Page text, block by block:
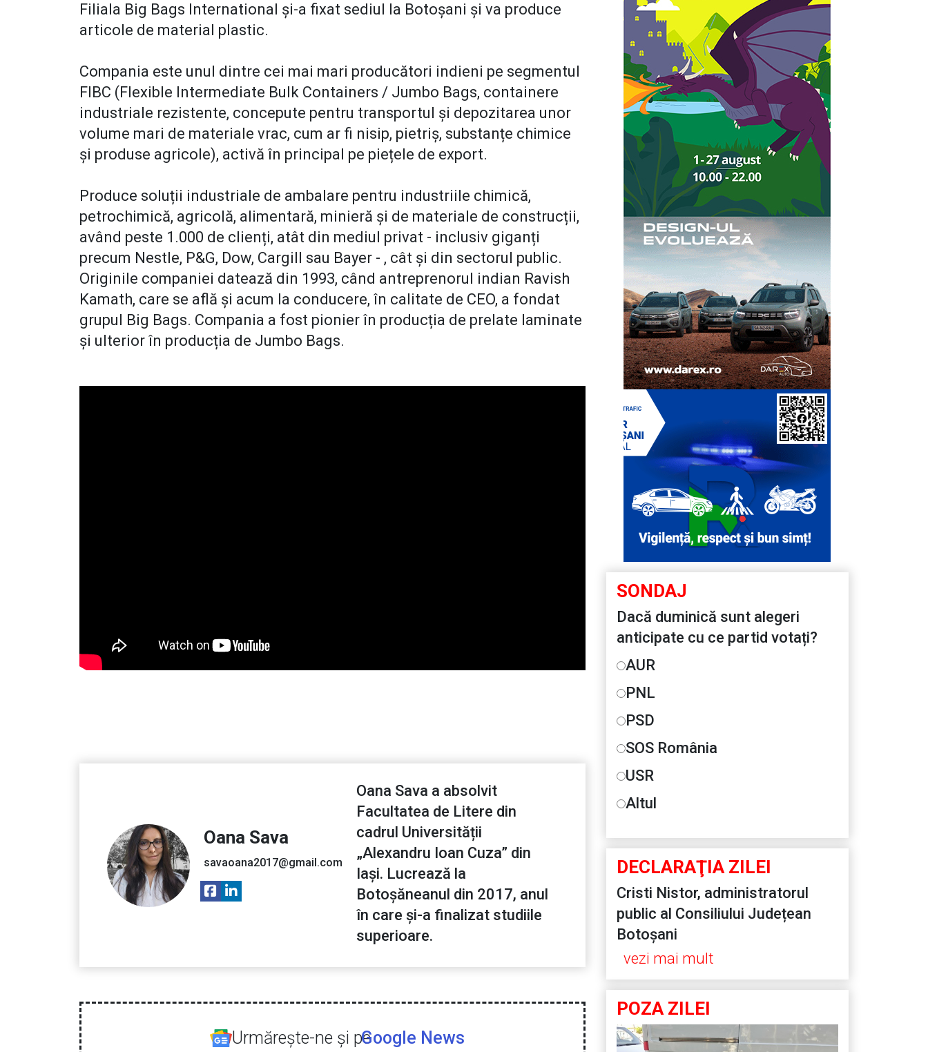
Filiala Big Bags International și-a fixat sediul la Botoșani și va produce
articole de material plastic.
Compania este unul dintre cei mai mari producători indieni pe segmentul
FIBC (Flexible Intermediate Bulk Containers / Jumbo Bags, containere
industriale rezistente, concepute pentru transportul și depozitarea unor
volume mari de materiale vrac, cum ar fi nisip, pietriș, substanțe chimice
și produse agricole), activă în principal pe piețele de export.
Produce soluții industriale de ambalare pentru industriile chimică,
petrochimică, agricolă, alimentară, minieră și de materiale de construcții,
având peste 1.000 de clienți, atât din mediul privat - inclusiv giganți
precum Nestle, P&G, Dow, Cargill sau Bayer - , cât și din sectorul public.
Originile companiei datează din 1993, când antreprenorul indian Ravish
Kamath, care se află și acum la conducere, în calitate de CEO, a fondat
grupul Big Bags. Compania a fost pionier în producția de prelate laminate
și ulterior în producția de Jumbo Bags.
Oana Sava
savaoana2017@gmail.com
Oana Sava a absolvit
Facultatea de Litere din
cadrul Universității
„Alexandru Ioan Cuza” din
Iași. Lucrează la
Botoșăneanul din 2017, anul
în care și-a finalizat studiile
superioare.
Urmăreşte-ne şi peGoogle News
SONDAJ
Dacă duminică sunt alegeri
anticipate cu ce partid votați?
AUR
PNL
PSD
SOS România
USR
Altul
DECLARAŢIA ZILEI
Cristi Nistor, administratorul
public al Consiliului Județean
Botoșani
vezi mai mult
POZA ZILEI